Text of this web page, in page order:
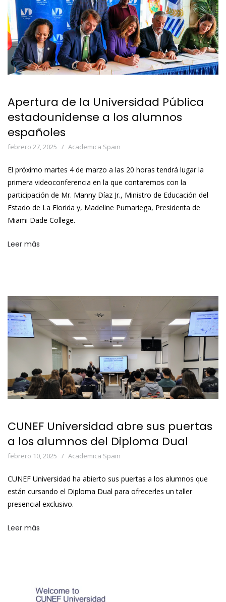
Apertura de la Universidad Pública
estadounidense a los alumnos
españoles
febrero 27, 2025 Academica Spain
El próximo martes 4 de marzo a las 20 horas tendrá lugar la
primera videoconferencia en la que contaremos con la
participación de Mr. Manny Díaz Jr., Ministro de Educación del
Estado de La Florida y, Madeline Pumariega, Presidenta de
Miami Dade College.
Leer más
CUNEF Universidad abre sus puertas
a los alumnos del Diploma Dual
febrero 10, 2025 Academica Spain
CUNEF Universidad ha abierto sus puertas a los alumnos que
están cursando el Diploma Dual para ofrecerles un taller
presencial exclusivo.
Leer más